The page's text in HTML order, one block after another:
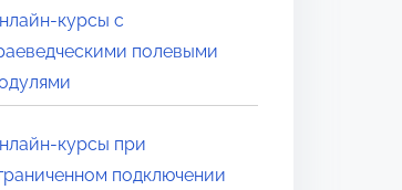
курсы с
полевыми
при
подключении